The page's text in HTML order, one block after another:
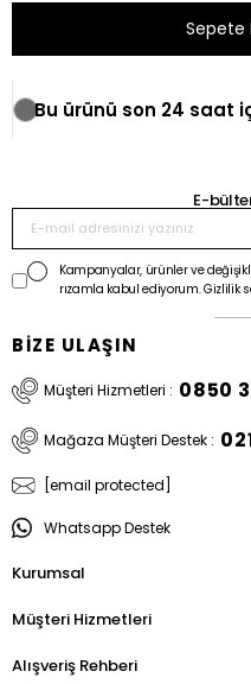
Bu ürünü son 24 saat
E-
Kampanyalar, ürünler ve
rızamla kabul ediyorum. Gizlilik
BİZE ULAŞIN
Müşteri Hizmetleri : 0850
Mağaza Müşteri Destek :
[email protected]
Whatsapp Destek
Kurumsal
Müşteri Hizmetleri
Alışveriş Rehberi